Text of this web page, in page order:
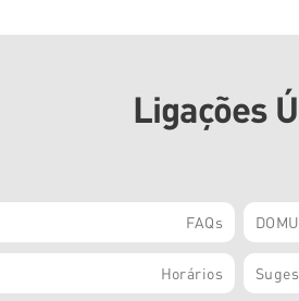
Ligações
FAQs
Horários